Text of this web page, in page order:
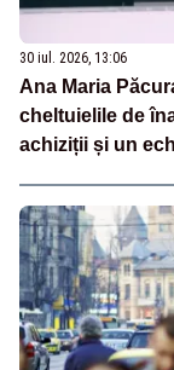
30 iul. 2026, 13:06
Ana Maria
cheltuielile de
achiziții și un